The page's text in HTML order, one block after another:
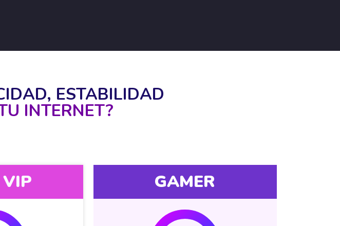
ESTABILIDAD
INTERNET?
VIP GAMER